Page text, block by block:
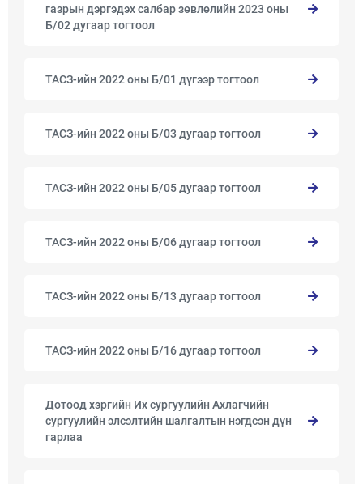
газрын дэргэдэх салбар зөвлөлийн 2023 оны
Б/02 дугаар тогтоол
ТАСЗ-ийн 2022 оны Б/01 дүгээр тогтоол
ТАСЗ-ийн 2022 оны Б/03 дугаар тогтоол
ТАСЗ-ийн 2022 оны Б/05 дугаар тогтоол
ТАСЗ-ийн 2022 оны Б/06 дугаар тогтоол
ТАСЗ-ийн 2022 оны Б/13 дугаар тогтоол
ТАСЗ-ийн 2022 оны Б/16 дугаар тогтоол
Дотоод хэргийн Их сургуулийн Ахлагчийн
сургуулийн элсэлтийн шалгалтын нэгдсэн дүн
гарлаа